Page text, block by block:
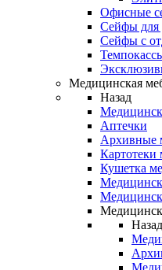
Офисные
Сейфы для
Сейфы с
Медицинская
Назад
Аптечки
Архивные
Картотеки
Кушетка
Назад